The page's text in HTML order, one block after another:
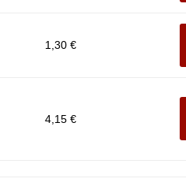
1,30 €
4,15 €